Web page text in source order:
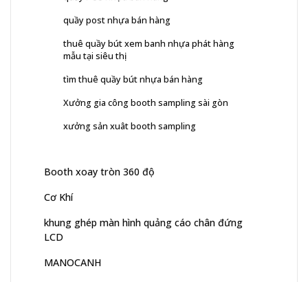
quầy post nhựa bán hàng
thuê quầy bút xem banh nhựa phát hàng
mẫu tại siêu thị
tìm thuê quầy bút nhựa bán hàng
Xưởng gia công booth sampling sài gòn
xưởng sản xuât booth sampling
Booth xoay tròn 360 độ
Cơ Khí
khung ghép màn hình quảng cáo chân đứng
LCD
MANOCANH